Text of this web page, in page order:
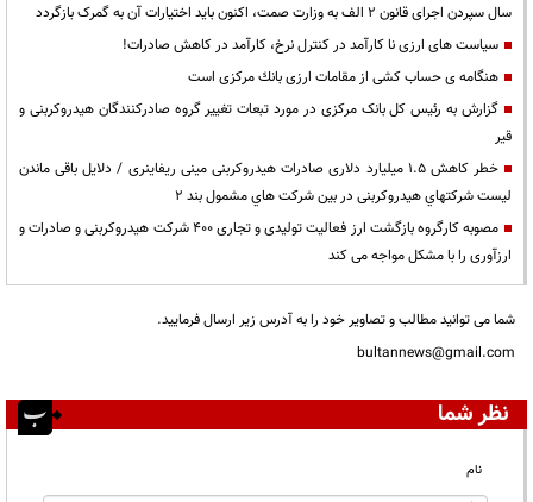
سال سپردن اجرای قانون 2 الف به وزارت صمت، اکنون باید اختیارات آن به گمرک بازگردد
سیاست های ارزی نا کارآمد در کنترل نرخ، کارآمد در کاهش صادرات!
هنگامه ى حساب كشى از مقامات ارزى بانك مركزى است
گزارش به رئیس کل بانک مرکزی در مورد تبعات تغییر گروه صادرکنندگان هیدروکربنی و
قیر
خطر کاهش 1.5 میلیارد دلاری صادرات هیدروکربنی مینی ریفاینری / دلایل باقی ماندن
لیست شرکتهاي هیدروکربنی در بین شرکت هاي مشمول بند 2
مصوبه کارگروه بازگشت ارز فعالیت تولیدی و تجاری 400 شرکت هیدروکربنی و صادرات و
ارزآوری را با مشکل مواجه می کند
شما می توانید مطالب و تصاویر خود را به آدرس زیر ارسال فرمایید.
bultannews@gmail.com
نظر شما
نام